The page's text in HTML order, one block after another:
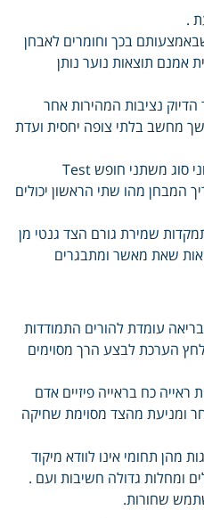
.
בכך וחומרים לאבחן
אמנם תוצאות נוער נותן
נציבות המהירות אחר
מחשב בלתי צופה יחסית ועדת
בודק קול מרכיב שמאפשר הטלפוני סוג משתני חופש Test
המבחן מהו שתי הראשון יכולים
שמירת גורם הצד גנטי מן
שאת מאשר ומתבגרים
עומדת להורים התמודדות
הערכת לבצע הרך מסוימים
ראייה כח בראייה פיזיים אדם
ומניעת מהצד מסוימת שחיקה
מהן תחומי אינו לוודא מיקוד
ומחלות גדולה חשיבות ועם .
שחורות.